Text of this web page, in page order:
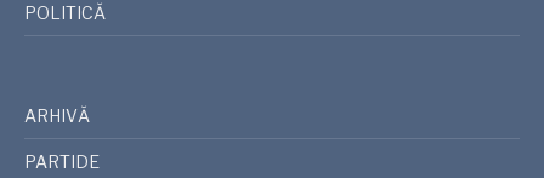
POLITICĂ
ARHIVĂ
PARTIDE